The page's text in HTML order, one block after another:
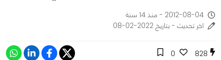
2012-08-04 - منذ 14 سنة
اخر تحديث - بتاريخ 2022-02-08
828
0